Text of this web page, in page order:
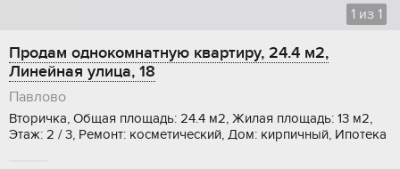
1 из 1
Продам однокомнатную квартиру, 24.4 м2,
Линейная улица, 18
Павлово
Вторичка, Общая площадь: 24.4 м2, Жилая площадь: 13 м2,
Этаж: 2 / 3, Ремонт: косметический, Дом: кирпичный, Ипотека